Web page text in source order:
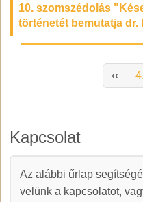
10. szomszédolás
történetét bemutatja dr.
Előző
‹‹
Kapcsolat
Kapcsolat
Az alábbi űrlap
velünk a kapcsolatot,